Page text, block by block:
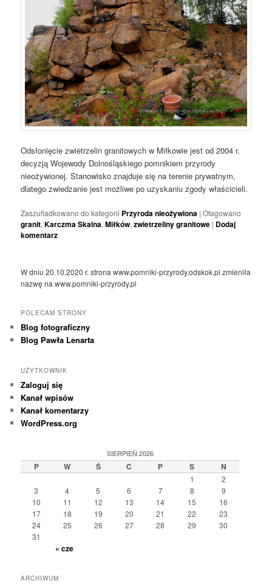
Odsłonięcie zwietrzelin granitowych w Miłkowie jest od 2004 r.
decyzją Wojewody Dolnośląskiego pomnikiem przyrody
nieożywionej. Stanowisko znajduje się na terenie prywatnym,
dlatego zwiedzanie jest możliwe po uzyskaniu zgody właścicieli.
Zaszufladkowano do kategorii Przyroda nieożywiona |Otagowano
granit,Karczma Skalna,Miłków,zwietrzeliny granitowe | Dodaj
komentarz
W dniu 20.10.2020 r. strona www.pomniki-przyrody.odskok.pl zmieniła
nazwę na www.pomniki-przyrody.pl
POLECAM STRONY
Blog fotograficzny
Blog Pawła Lenarta
UŻYTKOWNIK
Zaloguj się
Kanał wpisów
Kanał komentarzy
WordPress.org
SIERPIEŃ 2026
P W Ś C P S N
1
2
3
4 5 6 7 8
9
10
11 12 13 14 15
16
17
18 19 20 21 22
23
24
25 26 27 28 29
30
31
« cze
ARCHIWUM